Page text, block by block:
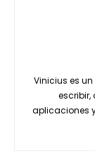
Vinicius es
escribir,
aplicaciones